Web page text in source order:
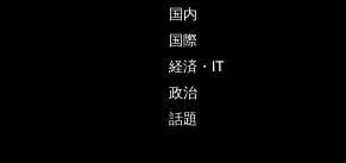
国内
国際
経済・IT
政治
話題